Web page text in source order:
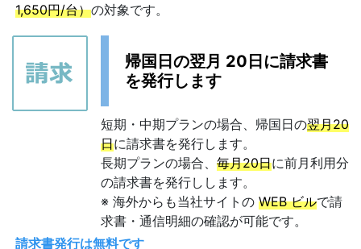
1,650円/台）の対象です。
帰国日の翌月 20日に請求書
を発行します
短期・中期プランの場合、帰国日の翌月20
日に請求書を発行します。
長期プランの場合、 毎月20日に前月利用分
の請求書を発行しします。
※ 海外からも当社サイトの WEB ビルで請
求書・通信明細の確認が可能です。
請求書発行は無料です